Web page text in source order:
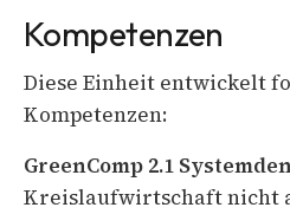
Kompetenzen
Diese Einheit entwickelt
Kompetenzen:
GreenComp 2.1
Kreislaufwirtschaft nicht